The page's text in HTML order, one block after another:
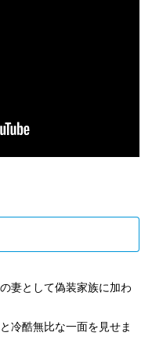
妻として偽装家族に加わ
冷酷無比な一面を見せま